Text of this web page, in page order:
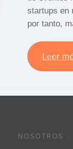
startups en
por tanto,
Leer
NOSOTROS